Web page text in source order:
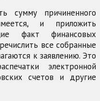
сумму причиненного
и приложить
факт финансовых
все собранные
к заявлению. Это
электронной
счетов и другие